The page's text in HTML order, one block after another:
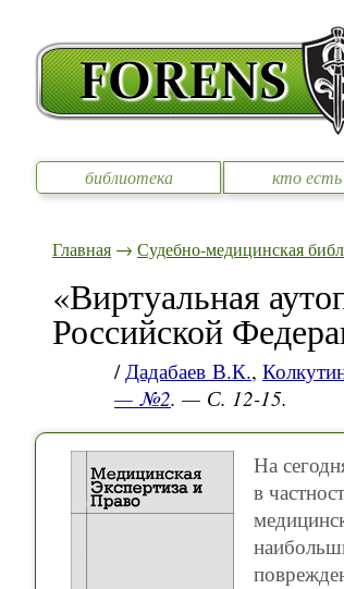
библиотека кто
Главная → Судебно-медицинская
«Виртуальная
Российской
/Дадабаев В.К.,
— №2. — С. 12-15.
На
в